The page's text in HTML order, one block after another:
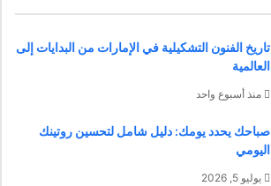
تاريخ الفنون التشكيلية في الإمارات من البدايات إلى
العالمية
منذ أسبوع واحد
صباحك يحدد يومك: دليل شامل لتحسين روتينك
اليومي
يوليو 5, 2026